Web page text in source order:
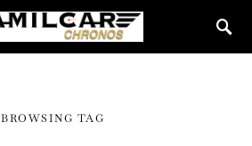
BROWSING TAG